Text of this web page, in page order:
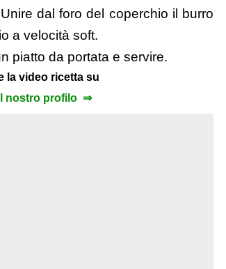
dal foro del coperchio il burro
a velocità soft.
piatto da portata e servire.
la video ricetta su
nostro profilo ⇒